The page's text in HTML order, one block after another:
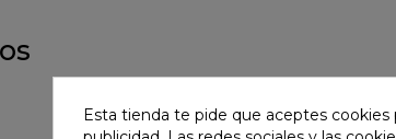
favorite
Esta tienda te pide que aceptes